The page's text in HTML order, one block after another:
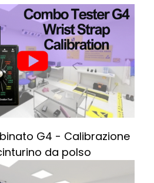
G4 - Calibrazione
da polso